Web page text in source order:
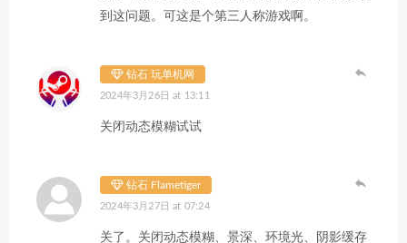
到这问题。可这是个第三人称游戏啊。
钻石 玩单机网
2024年3月26日 at 13:11
关闭动态模糊试试
钻石 Flametiger
2024年3月27日 at 07:24
关了。关闭动态模糊、景深、环境光、阴影缓存